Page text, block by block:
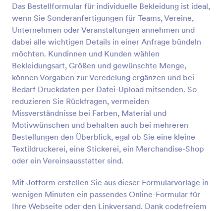
Das Bestellformular für individuelle Bekleidung ist ideal,
wenn Sie Sonderanfertigungen für Teams, Vereine,
Unternehmen oder Veranstaltungen annehmen und
dabei alle wichtigen Details in einer Anfrage bündeln
möchten. Kundinnen und Kunden wählen
Bekleidungsart, Größen und gewünschte Menge,
können Vorgaben zur Veredelung ergänzen und bei
Bedarf Druckdaten per Datei-Upload mitsenden. So
reduzieren Sie Rückfragen, vermeiden
Missverständnisse bei Farben, Material und
Motivwünschen und behalten auch bei mehreren
Bestellungen den Überblick, egal ob Sie eine kleine
Textildruckerei, eine Stickerei, ein Merchandise-Shop
oder ein Vereinsausstatter sind.
Mit Jotform erstellen Sie aus dieser Formularvorlage in
wenigen Minuten ein passendes Online-Formular für
Ihre Webseite oder den Linkversand. Dank codefreiem
Vorschau